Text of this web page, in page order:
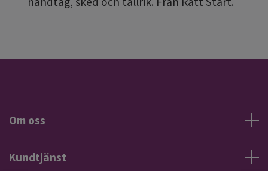
Om oss
Kundtjänst